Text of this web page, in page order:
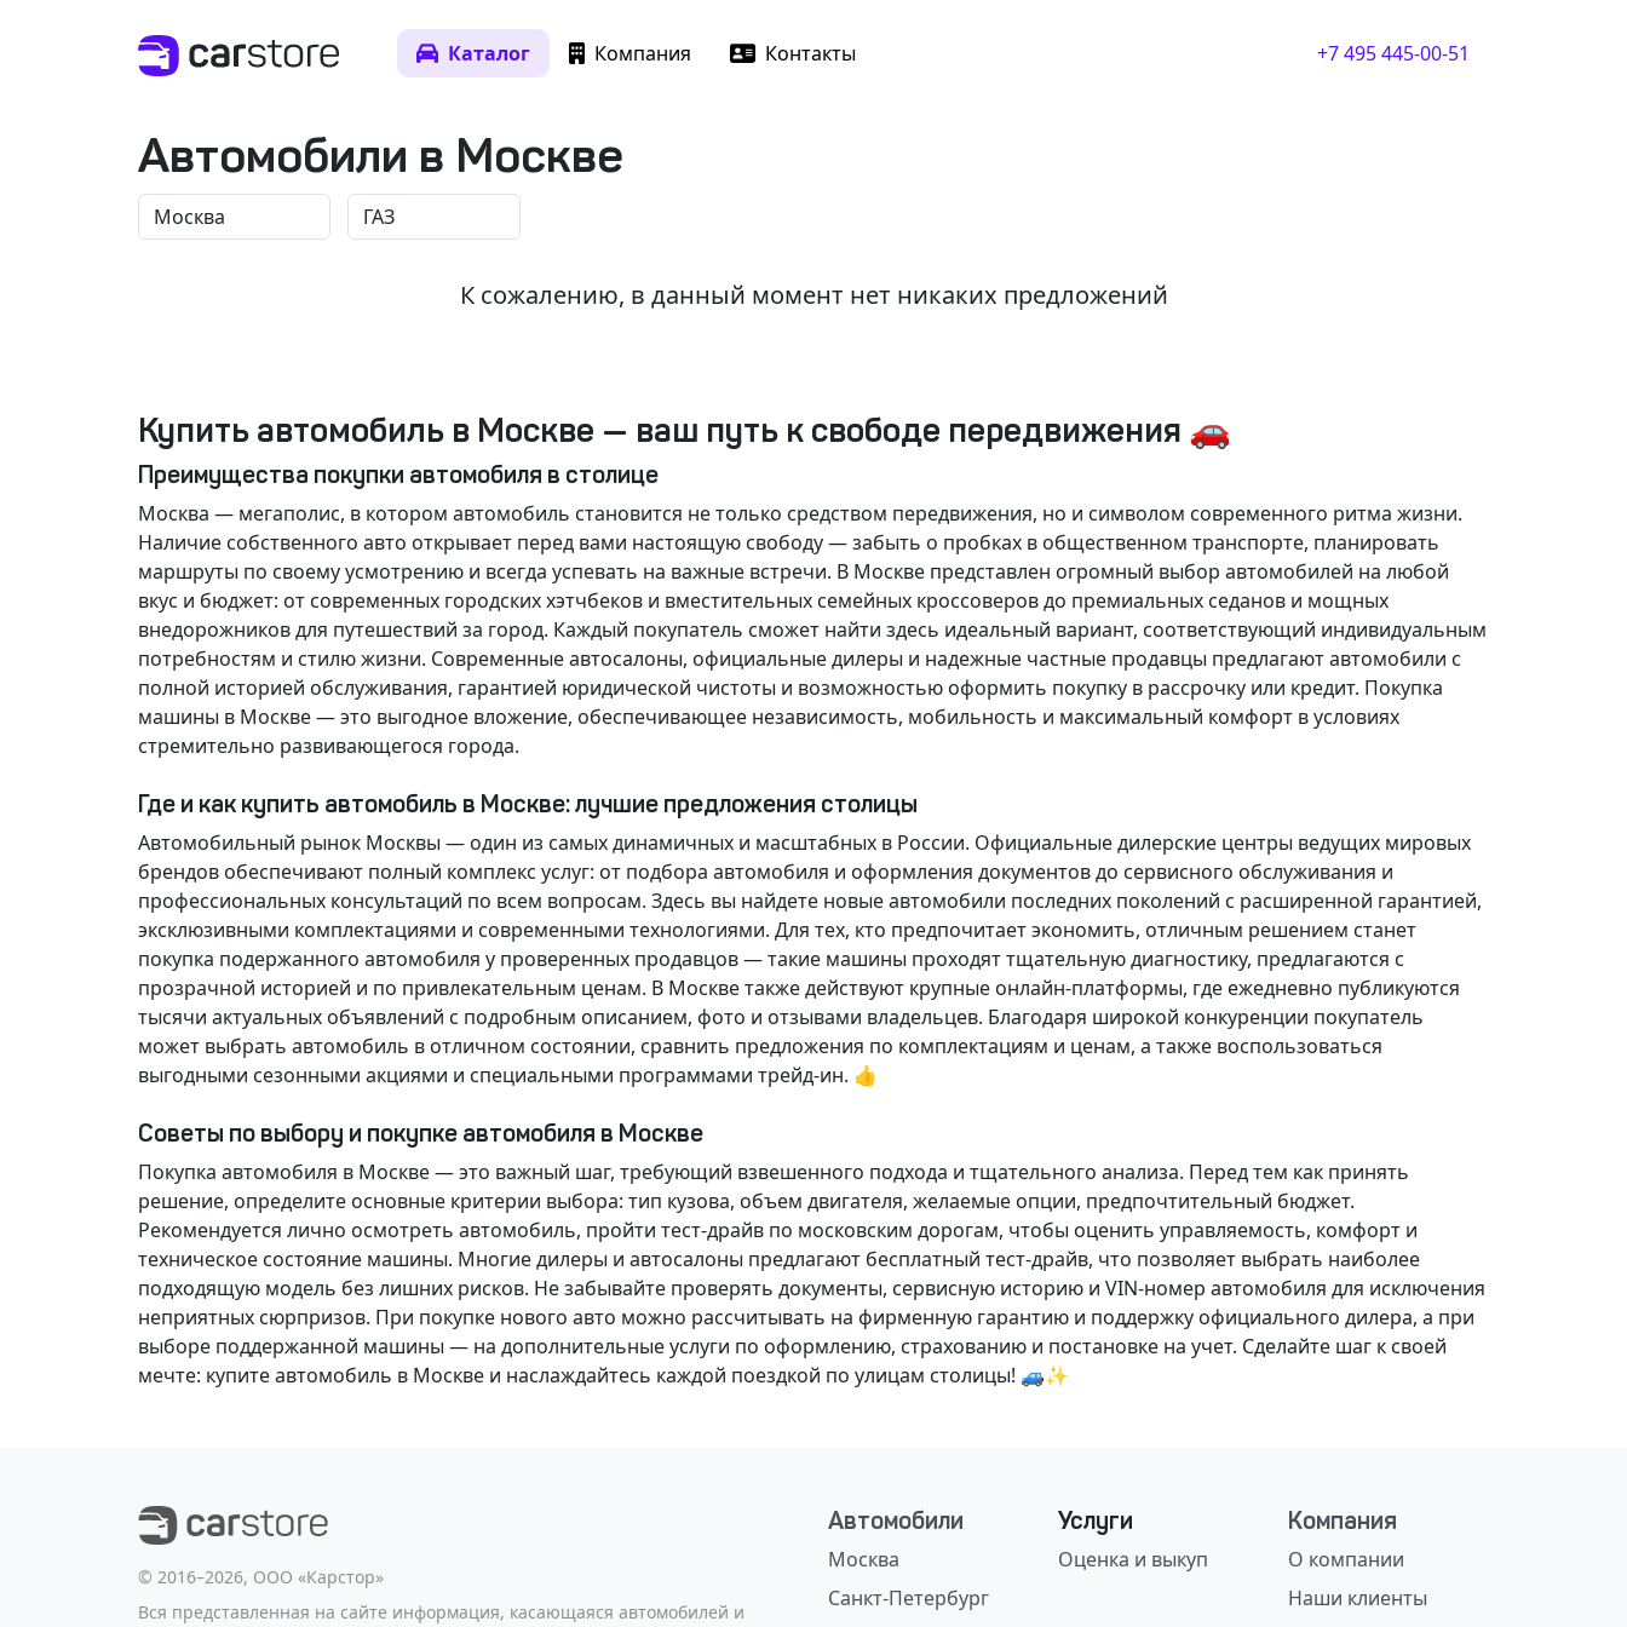
Каталог Компания Контакты +7 495 445-00-51
Автомобили в Москве
К сожалению, в данный момент нет никаких предложений
Купить автомобиль в Москве — ваш путь к свободе передвижения 🚗
Преимущества покупки автомобиля в столице
Москва — мегаполис, в котором автомобиль становится не только средством передвижения, но и символом современного ритма жизни.
Наличие собственного авто открывает перед вами настоящую свободу — забыть о пробках в общественном транспорте, планировать
маршруты по своему усмотрению и всегда успевать на важные встречи. В Москве представлен огромный выбор автомобилей на любой
вкус и бюджет: от современных городских хэтчбеков и вместительных семейных кроссоверов до премиальных седанов и мощных
внедорожников для путешествий за город. Каждый покупатель сможет найти здесь идеальный вариант, соответствующий индивидуальным
потребностям и стилю жизни. Современные автосалоны, официальные дилеры и надежные частные продавцы предлагают автомобили с
полной историей обслуживания, гарантией юридической чистоты и возможностью оформить покупку в рассрочку или кредит. Покупка
машины в Москве — это выгодное вложение, обеспечивающее независимость, мобильность и максимальный комфорт в условиях
стремительно развивающегося города.
Где и как купить автомобиль в Москве: лучшие предложения столицы
Автомобильный рынок Москвы — один из самых динамичных и масштабных в России. Официальные дилерские центры ведущих мировых
брендов обеспечивают полный комплекс услуг: от подбора автомобиля и оформления документов до сервисного обслуживания и
профессиональных консультаций по всем вопросам. Здесь вы найдете новые автомобили последних поколений с расширенной гарантией,
эксклюзивными комплектациями и современными технологиями. Для тех, кто предпочитает экономить, отличным решением станет
покупка подержанного автомобиля у проверенных продавцов — такие машины проходят тщательную диагностику, предлагаются с
прозрачной историей и по привлекательным ценам. В Москве также действуют крупные онлайн-платформы, где ежедневно публикуются
тысячи актуальных объявлений с подробным описанием, фото и отзывами владельцев. Благодаря широкой конкуренции покупатель
может выбрать автомобиль в отличном состоянии, сравнить предложения по комплектациям и ценам, а также воспользоваться
выгодными сезонными акциями и специальными программами трейд-ин. 👍
Советы по выбору и покупке автомобиля в Москве
Покупка автомобиля в Москве — это важный шаг, требующий взвешенного подхода и тщательного анализа. Перед тем как принять
решение, определите основные критерии выбора: тип кузова, объем двигателя, желаемые опции, предпочтительный бюджет.
Рекомендуется лично осмотреть автомобиль, пройти тест-драйв по московским дорогам, чтобы оценить управляемость, комфорт и
техническое состояние машины. Многие дилеры и автосалоны предлагают бесплатный тест-драйв, что позволяет выбрать наиболее
подходящую модель без лишних рисков. Не забывайте проверять документы, сервисную историю и VIN-номер автомобиля для исключения
неприятных сюрпризов. При покупке нового авто можно рассчитывать на фирменную гарантию и поддержку официального дилера, а при
выборе поддержанной машины — на дополнительные услуги по оформлению, страхованию и постановке на учет. Сделайте шаг к своей
мечте: купите автомобиль в Москве и наслаждайтесь каждой поездкой по улицам столицы! 🚙✨
©️ 2016–2026, ООО «Карстор»
Вся представленная на сайте информация, касающаяся автомобилей и
Автомобили
Москва
Санкт-Петербург
Услуги
Оценка и выкуп
Компания
О компании
Наши клиенты